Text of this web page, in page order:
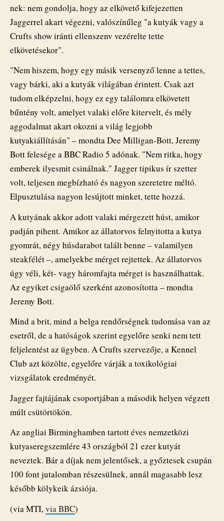
nek: nem gondolja, hogy az elkövető kifejezetten
Jaggerrel akart végezni, valószínűleg "a kutyák vagy a
Crufts show iránti ellenszenv vezérelte tette
elkövetésekor".
"Nem hiszem, hogy egy másik versenyző lenne a tettes,
vagy bárki, aki a kutyák világában érintett. Csak azt
tudom elképzelni, hogy ez egy találomra elkövetett
bűntény volt, amelyet valaki előre kitervelt, és mély
aggodalmat akart okozni a világ legjobb
kutyakiállításán" – mondta Dee Milligan-Bott, Jeremy
Bott felesége a BBC Radio 5 adónak. "Nem ritka, hogy
emberek ilyesmit csinálnak." Jagger tipikus ír szetter
volt, teljesen megbízható és nagyon szeretetre méltó.
Elpusztulása nagyon lesújtott minket, tette hozzá.
A kutyának akkor adott valaki mérgezett húst, amikor
padján pihent. Amikor az állatorvos felnyitotta a kutya
gyomrát, négy húsdarabot talált benne – valamilyen
steakfélét –, amelyekbe mérget rejtettek. Az állatorvos
úgy véli, két- vagy háromfajta mérget is használhattak.
Az egyiket csigaölő szerként azonosította – mondta
Jeremy Bott.
Mind a brit, mind a belga rendőrségnek tudomása van az
esetről, de a hatóságok szerint egyelőre senki nem tett
feljelentést az ügyben. A Crufts szervezője, a Kennel
Club azt közölte, egyelőre várják a toxikológiai
vizsgálatok eredményét.
Jagger fajtájának csoportjában a második helyen végzett
múlt csütörtökön.
Az angliai Birminghamben tartott éves nemzetközi
kutyaseregszemlére 43 országból 21 ezer kutyát
neveztek. Bár a díjak nem jelentősek, a győztesek csupán
100 font jutalomban részesülnek, annál magasabb lesz
később kölykeik ázsiója.
(via MTI,via BBC)